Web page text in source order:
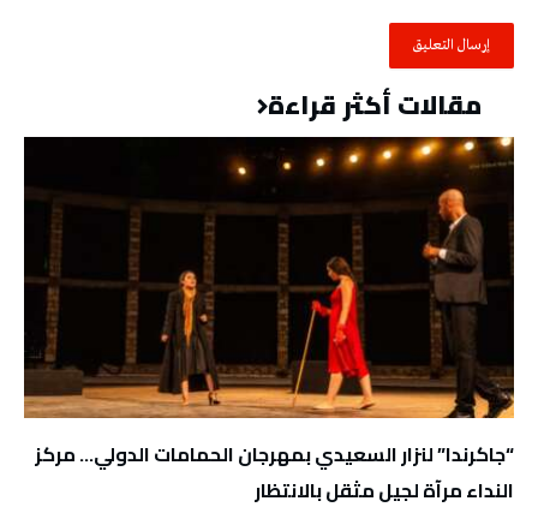
مقالات أكثر قراءة
“جاكرندا” لنزار السعيدي بمهرجان الحمامات الدولي… مركز
النداء مرآة لجيل مثقل بالانتظار